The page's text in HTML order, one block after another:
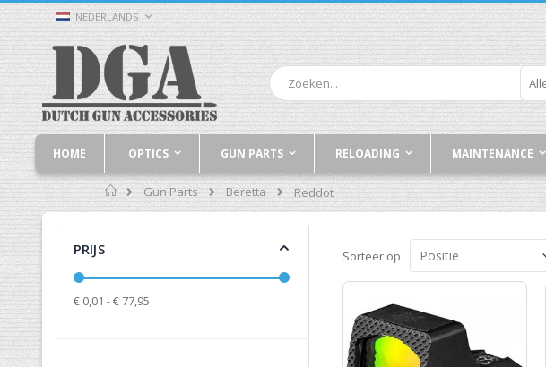
Ga
naar
de
inhoud
TAALNEDERLANDS
Zoek
HOME OPTICS GUN PARTS RELOADING MAINTENANCE
Home
Gun Parts Beretta Reddot
Sorteer op
PRIJS
€ 0,01 - € 77,95